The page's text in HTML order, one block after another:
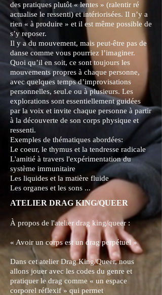
des pratiques plutôt « lentes » (ralentir ré
actualise le ressenti) et intériorisées. Il n’y a
rien « à produire » et il est même possible de
s’y reposer.
Il y a du mouvement, mais peut-être pas de
danse comme vous pourriez l’imaginer.
Quoi qu’il en soit, ce sont toujours les
mouvements propres à chaque personne,
avec quelques temps d’improvisations
personnelles, seul.e ou à plusieurs. Les
explorations sont essentiellement guidées
par la voix et invite chaque personne à partir
à la découverte de son corps physique et
ressenti.
Exemples de thématiques abordées:
Le coeur, le thymus et la tendresse radicale
L'amitié à travers l'expérimentation du
système immunitaire
Les liquides et la matière fluide
Les organes et les sons ...
ATELIER DRAG KING/QUEER
À propos de l'atelier drag king/queer :
« Avoir un corps est un drag perpétuel »
Dans cet atelier Drag King/Queer, nous
allons jouer avec les codes du genre et
pratiquer le drag comme « un espace
corporel réflexif » qui permet